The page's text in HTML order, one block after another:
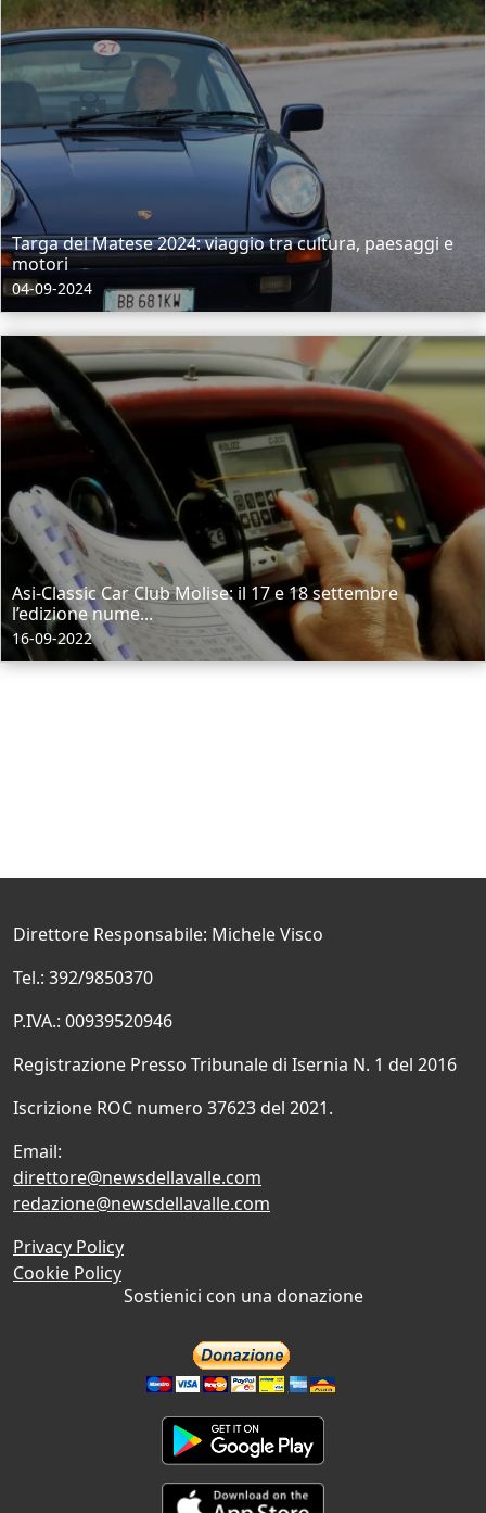
Targa del Matese 2024: viaggio tra cultura, paesaggi e
motori
04-09-2024
Asi-Classic Car Club Molise: il 17 e 18 settembre
l’edizione nume...
16-09-2022
Direttore Responsabile: Michele Visco
Tel.: 392/9850370
P.IVA.: 00939520946
Registrazione Presso Tribunale di Isernia N. 1 del 2016
Iscrizione ROC numero 37623 del 2021.
Email:
direttore@newsdellavalle.com
redazione@newsdellavalle.com
Privacy Policy
Cookie Policy
Sostienici con una donazione